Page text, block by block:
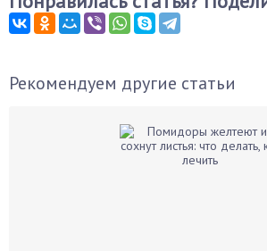
Рекомендуем другие статьи